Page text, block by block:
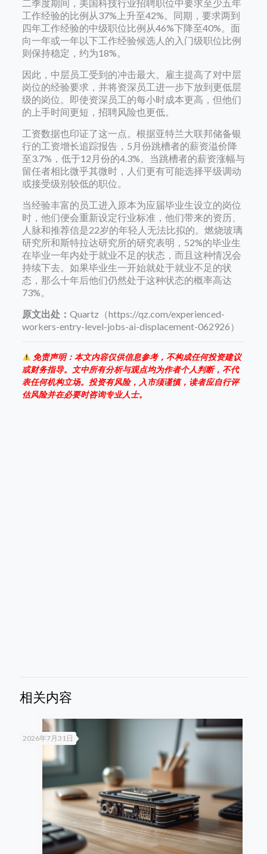
二季度期间，美国科技行业招聘职位中要求至少五年
工作经验的比例从37%上升至42%。同期，要求两到
四年工作经验的中级职位比例从46%下降至40%。面
向一年或一年以下工作经验候选人的入门级职位比例
则保持稳定，约为18%。
因此，中层员工受到的冲击最大。雇主提高了对中层
岗位的经验要求，并将资深员工进一步下放到更低层
级的岗位。即使资深员工的每小时成本更高，但他们
的上手时间更短，招聘风险也更低。
工资数据也印证了这一点。根据亚特兰大联邦储备银
行的工资增长追踪报告，5月份跳槽者的薪资溢价降
至3.7%，低于12月份的4.3%。当跳槽者的薪资涨幅与
留任者相比微乎其微时，人们更有可能选择平级调动
或接受级别较低的职位。
当经验丰富的员工进入原本为应届毕业生设立的岗位
时，他们便会重新设定行业标准，他们带来的资历、
人脉和推荐信是22岁的年轻人无法比拟的。燃烧玻璃
研究所和斯特拉达研究所的研究表明，52%的毕业生
在毕业一年内处于就业不足的状态，而且这种情况会
持续下去。如果毕业生一开始就处于就业不足的状
态，那么十年后他们仍然处于这种状态的概率高达
73%。
原文出处： Quartz（https://qz.com/experienced-
workers-entry-level-jobs-ai-displacement-062926）
免责声明：本文内容仅供信息参考，不构成任何投资建议
或财务指导。文中所有分析与观点均为作者个人判断，不代
表任何机构立场。投资有风险，入市须谨慎，读者应自行评
估风险并在必要时咨询专业人士。
相关内容
2026年7月31日